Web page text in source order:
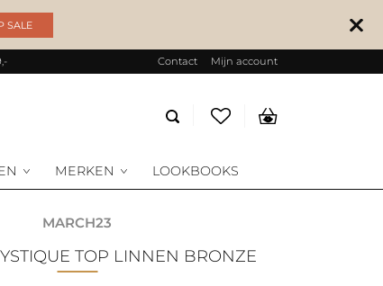
SALE
Contact Mijn account
Producten
zoeken
MERKEN LOOKBOOKS
MARCH23
TOP LINNEN BRONZE